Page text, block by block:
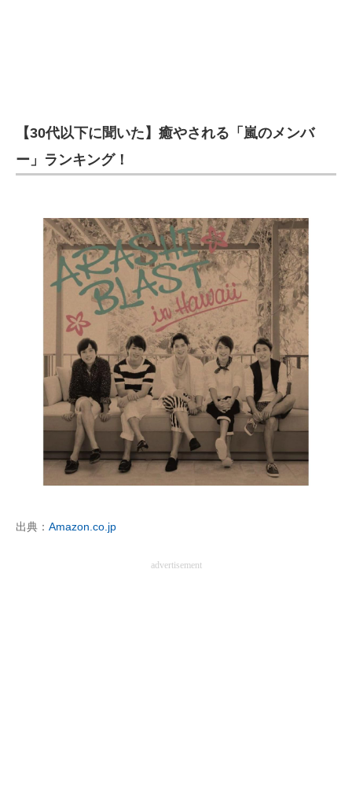
【30代以下に聞いた】癒やされる「嵐のメンバ
ー」ランキング！
出典： Amazon.co.jp
advertisement